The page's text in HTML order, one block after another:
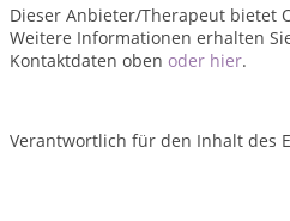
Dieser Anbieter/Therapeut bietet
Weitere Informationen erhalten
Kontaktdaten oben oder hier.
Verantwortlich für den Inhalt des